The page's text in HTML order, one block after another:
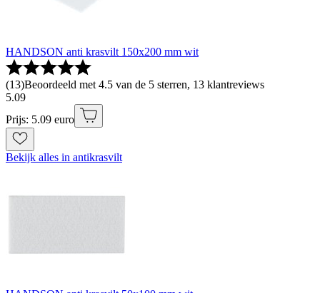
HANDSON anti krasvilt 150x200 mm wit
(13)Beoordeeld met 4.5 van de 5 sterren, 13 klantreviews
5.09
Prijs: 5.09 euro
Bekijk alles in antikrasvilt